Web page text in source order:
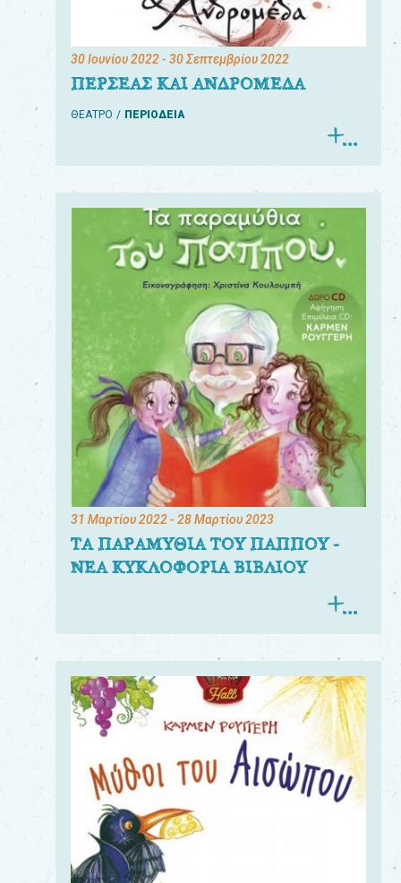
30 Ιουνίου 2022- 30 Σεπτεμβρίου 2022
ΠΕΡΣΕΑΣ ΚΑΙ ΑΝΔΡΟΜΕΔΑ
ΘΕΑΤΡΟ ΠΕΡΙΟΔΕΙΑ
31 Μαρτίου 2022- 28 Μαρτίου 2023
ΤΑ ΠΑΡΑΜΥΘΙΑ ΤΟΥ ΠΑΠΠΟΥ -
ΝΕΑ ΚΥΚΛΟΦΟΡΙΑ ΒΙΒΛΙΟΥ